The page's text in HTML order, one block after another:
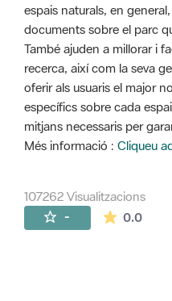
espais naturals, en
documents sobre el parc
També ajuden a millorar i
recerca, així com la seva
oferir als usuaris el major
específics sobre cada
mitjans necessaris per
Més informació : Cliqueu
107262 Visualitzacions
- 0.0La